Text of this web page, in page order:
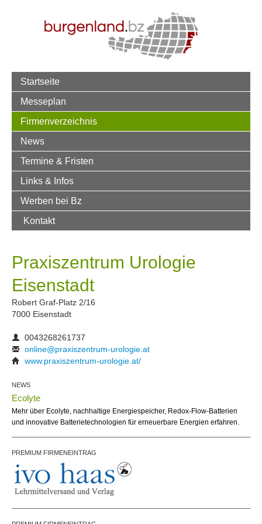
Startseite
Messeplan
Firmenverzeichnis
News
Termine & Fristen
Links & Infos
Werben bei Bz
Kontakt
Praxiszentrum Urologie
Eisenstadt
Robert Graf-Platz 2/16
7000 Eisenstadt
0043268261737
online@praxiszentrum-urologie.at
www.praxiszentrum-urologie.at/
NEWS
Ecolyte
Mehr über Ecolyte, nachhaltige Energiespeicher, Redox-Flow-Batterien
und innovative Batterietechnologien für erneuerbare Energien erfahren.
PREMIUM FIRMENEINTRAG